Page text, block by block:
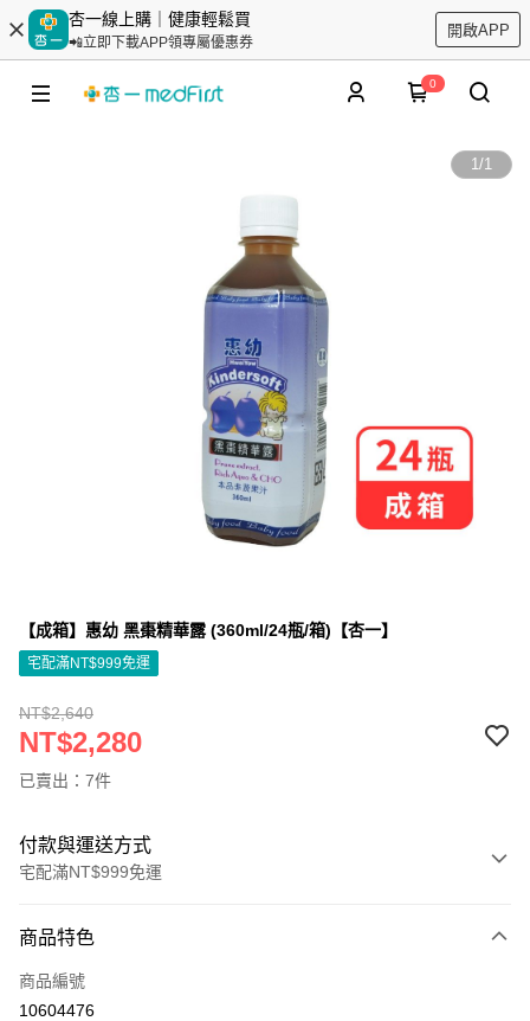
杏一線上購｜健康輕鬆買
📲立即下載APP領專屬優惠券
開啟APP
0
1/1
【成箱】惠幼 黑棗精華露 (360ml/24瓶/箱)【杏一】
宅配滿NT$999免運
NT$2,640
NT$2,280
已賣出：7件
付款與運送方式
宅配滿NT$999免運
信用卡一次付款
信用卡分期付款
商品特色
商品編號
10604476